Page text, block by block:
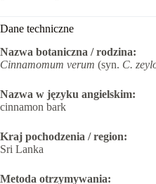
Dane techniczne
Nazwa botaniczna / rodzina:
Cinnamomum verum (syn. C.
Nazwa w języku angielskim:
cinnamon bark
Kraj pochodzenia / region:
Sri Lanka
Metoda otrzymywania: